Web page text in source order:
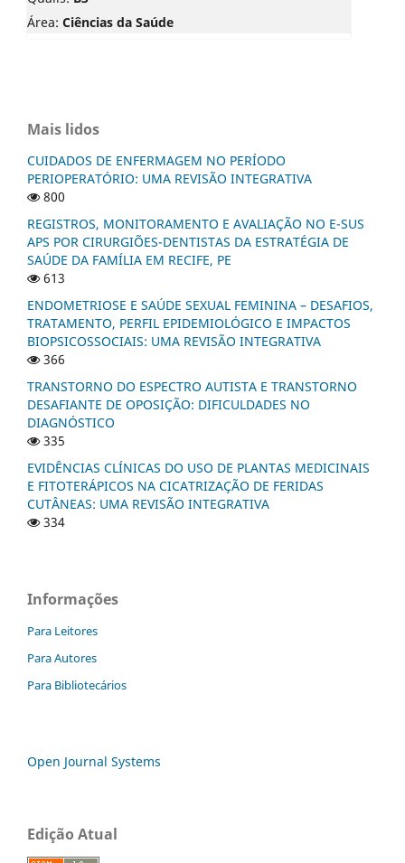
Área: Ciências da Saúde
Mais lidos
CUIDADOS DE ENFERMAGEM NO PERÍODO
PERIOPERATÓRIO: UMA REVISÃO INTEGRATIVA
800
REGISTROS, MONITORAMENTO E AVALIAÇÃO NO E-SUS
APS POR CIRURGIÕES-DENTISTAS DA ESTRATÉGIA DE
SAÚDE DA FAMÍLIA EM RECIFE, PE
613
ENDOMETRIOSE E SAÚDE SEXUAL FEMININA – DESAFIOS,
TRATAMENTO, PERFIL EPIDEMIOLÓGICO E IMPACTOS
BIOPSICOSSOCIAIS: UMA REVISÃO INTEGRATIVA
366
TRANSTORNO DO ESPECTRO AUTISTA E TRANSTORNO
DESAFIANTE DE OPOSIÇÃO: DIFICULDADES NO
DIAGNÓSTICO
335
EVIDÊNCIAS CLÍNICAS DO USO DE PLANTAS MEDICINAIS
E FITOTERÁPICOS NA CICATRIZAÇÃO DE FERIDAS
CUTÂNEAS: UMA REVISÃO INTEGRATIVA
334
Informações
Para Leitores
Para Autores
Para Bibliotecários
Open Journal Systems
Edição Atual